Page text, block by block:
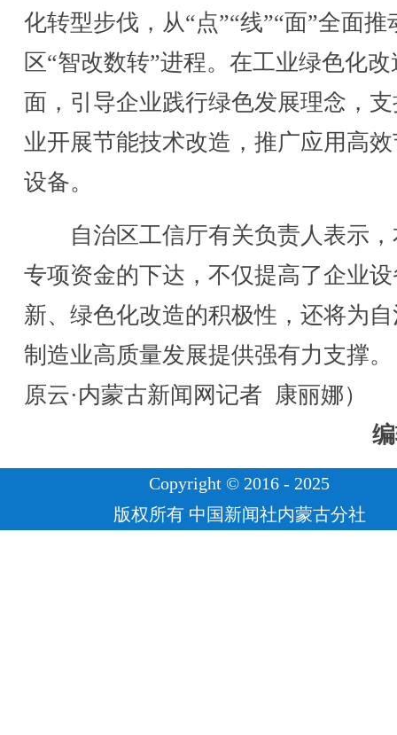
化转型步伐，从“点”“线”“面”全面推
区“智改数转”进程。在工业绿色化
面，引导企业践行绿色发展理念，
业开展节能技术改造，推广应用高
设备。
自治区工信厅有关负责人表示，
专项资金的下达，不仅提高了企业
新、绿色化改造的积极性，还将为
制造业高质量发展提供强有力支撑
原云·内蒙古新闻网记者 康丽娜）
Copyright © 2016 - 2025
版权所有 中国新闻社内蒙古分社